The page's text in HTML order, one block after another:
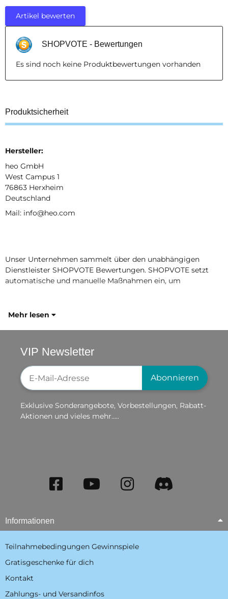
Artikel bewerten
SHOPVOTE - Bewertungen
Es sind noch keine Produktbewertungen vorhanden
Produktsicherheit
Hersteller:
heo GmbH
West Campus 1
76863 Herxheim
Deutschland
Mail: info@heo.com
Unser Unternehmen sammelt über den unabhängigen
Dienstleister SHOPVOTE Bewertungen. SHOPVOTE setzt
automatische und manuelle Maßnahmen ein, um
Mehr lesen
VIP Newsletter
Newsletter-Registrierung
Abonnieren
Exklusive Sonderangebote, Vorbestellungen, Rabatt-
Aktionen und vieles mehr.....
Informationen
Teilnahmebedingungen Gewinnspiele
Gratisgeschenke für dich
Kontakt
Zahlungs- und Versandinfos